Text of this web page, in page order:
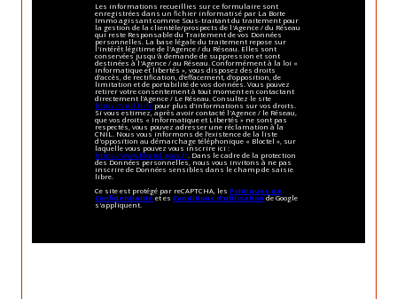
Les informations recueillies sur ce formulaire sont
enregistrées dans un fichier informatisé par La Boite
Immo agissant comme Sous-traitant du traitement pour
la gestion de la clientèle/prospects de l'Agence / du Réseau
qui reste Responsable du Traitement de vos Données
personnelles. La base légale du traitement repose sur
l'intérêt légitime de l'Agence / du Réseau. Elles sont
conservées jusqu'à demande de suppression et sont
destinées à l'Agence / au Réseau. Conformément à la loi «
informatique et libertés », vous disposez des droits
d’accès, de rectification, d’effacement, d’opposition, de
limitation et de portabilité de vos données. Vous pouvez
retirer votre consentement à tout moment en contactant
directement l’Agence / Le Réseau. Consultez le site
https://cnil.fr/fr pour plus d’informations sur vos droits.
Si vous estimez, après avoir contacté l'Agence / le Réseau,
que vos droits « Informatique et Libertés » ne sont pas
respectés, vous pouvez adresser une réclamation à la
CNIL. Nous vous informons de l’existence de la liste
d'opposition au démarchage téléphonique « Bloctel », sur
laquelle vous pouvez vous inscrire ici :
https://www.bloctel.gouv.fr . Dans le cadre de la protection
des Données personnelles, nous vous invitons à ne pas
inscrire de Données sensibles dans le champ de saisie
libre.
Ce site est protégé par reCAPTCHA, lesPolitiques de
Confidentialitéet esConditions d'utilisationde Google
s'appliquent.